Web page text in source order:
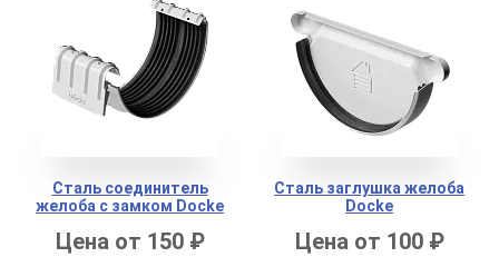
Сталь соединитель
желоба с замком Docke
Цена от 150 ₽
Сталь заглушка желоба
Docke
Цена от 100 ₽